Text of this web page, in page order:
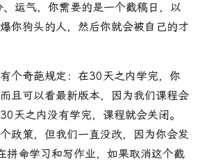
运气，你需要的是一个截稿日，以
你狗头的人，然后你就会被自己的才
个奇葩规定：在30天之内学完，你
且可以看最新版本，因为我们课程会
天之内没有学完，课程就会关闭。
政策，但我们一直没改，因为你会发
拼命学习和写作业，如果取消这个截